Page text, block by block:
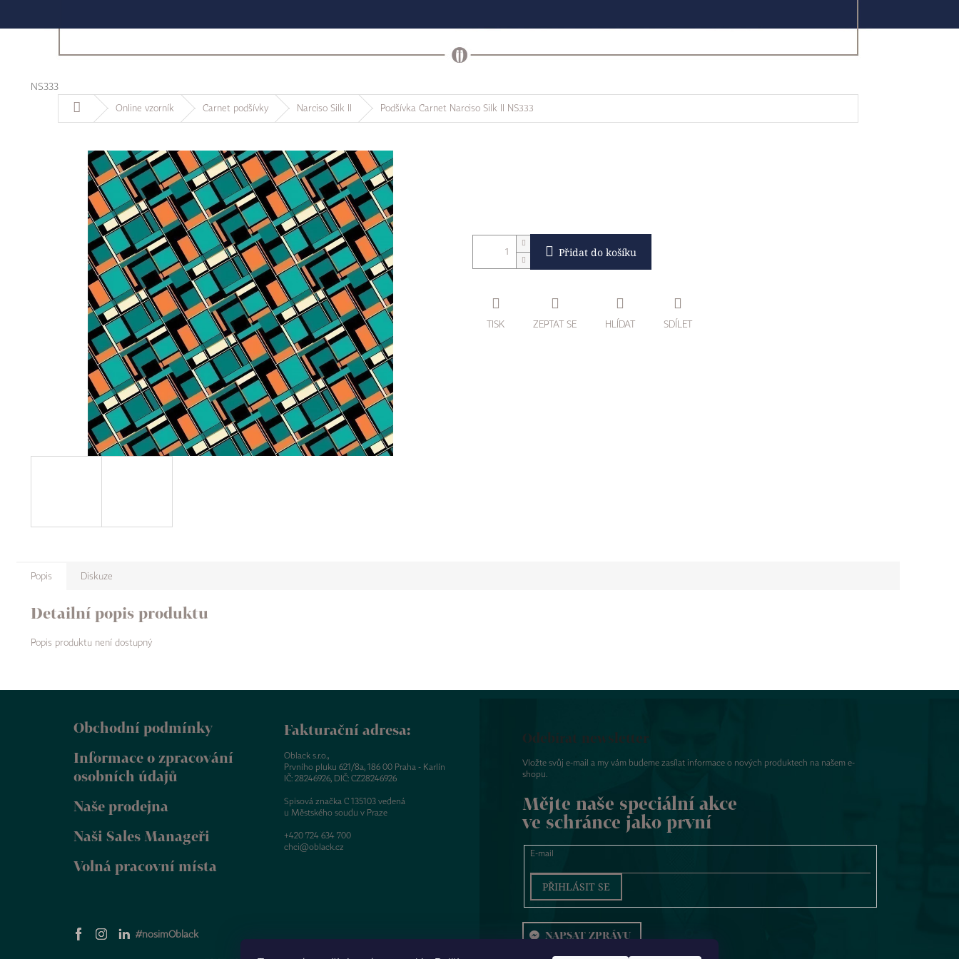
NS333
Domů Online vzorník Carnet podšívky Narciso Silk II Podšívka Carnet Narciso Silk II NS333
Přidat do košíku
TISK ZEPTAT SE HLÍDAT SDÍLET
Popis Diskuze
Detailní popis produktu
Popis produktu není dostupný
Obchodní podmínky
Informace o zpracování
osobních údajů
Naše prodejna
Naši Sales Manageři
Volná pracovní místa
#nosimOblack
Fakturační adresa:
Oblack s.r.o.,
Prvního pluku 621/8a, 186 00 Praha - Karlín
IČ: 28246926, DIČ: CZ28246926
Spisová značka C 135103 vedená
u Městského soudu v Praze
+420 724 634 700
chci@oblack.cz
Odebírat newsletter
Vložte svůj e-mail a my vám budeme zasílat informace o nových produktech na našem e-
shopu.
Mějte naše speciální akce
ve schránce jako první
E-mail
PŘIHLÁSIT SE
NAPSAT ZPRÁVU